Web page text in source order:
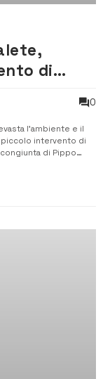
di
0
l’ambiente e il
piccolo intervento di
di Pippo
parche...